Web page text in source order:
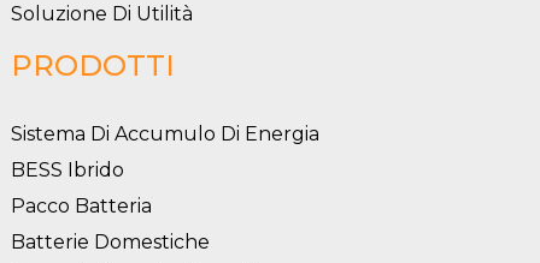
Soluzione Di Utilità
PRODOTTI
Sistema Di Accumulo Di Energia
BESS Ibrido
Pacco Batteria
Batterie Domestiche